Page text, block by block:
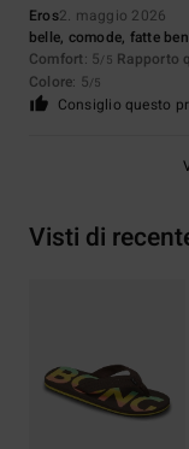
Eros2. maggio 2026
belle, comode, fatte
Comfort: 5/5 Rapporto
Colore: 5/5
Consiglio questo
Visti di